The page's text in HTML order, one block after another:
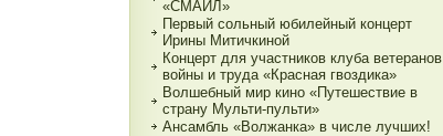
«СМАЙЛ»
Первый сольный юбилейный концерт
Ирины Митичкиной
Концерт для участников клуба ветеранов
войны и труда «Красная гвоздика»
Волшебный мир кино «Путешествие в
страну Мульти-пульти»
Ансамбль «Волжанка» в числе лучших!